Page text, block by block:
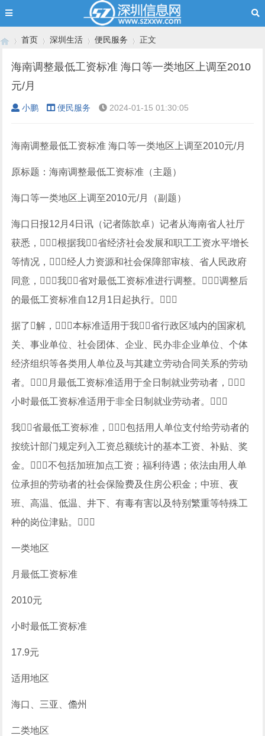
›
首页 深圳生活 便民服务 正文
海南调整最低工资标准 海口等一类地区上调至2010
元/月
小鹏 便民服务 2024-01-15 01:30:05
海南调整最低工资标准 海口等一类地区上调至2010元/月
原标题：海南调整最低工资标准（主题）
海口等一类地区上调至2010元/月（副题）
海口日报12月4日讯（记者陈歆卓）记者从海南省人社厅
获悉，根据我省经济社会发展和职工工资水平增长
等情况，经人力资源和社会保障部审核、省人民政府
同意，我省对最低工资标准进行调整。调整后
的最低工资标准自12月1日起执行。
据了解，本标准适用于我省行政区域内的国家机
关、事业单位、社会团体、企业、民办非企业单位、个体
经济组织等各类用人单位及与其建立劳动合同关系的劳动
者。月最低工资标准适用于全日制就业劳动者，
小时最低工资标准适用于非全日制就业劳动者。
我省最低工资标准，包括用人单位支付给劳动者的
按统计部门规定列入工资总额统计的基本工资、补贴、奖
金。不包括加班加点工资；福利待遇；依法由用人单
位承担的劳动者的社会保险费及住房公积金；中班、夜
班、高温、低温、井下、有毒有害以及特别繁重等特殊工
种的岗位津贴。
一类地区
月最低工资标准
2010元
小时最低工资标准
17.9元
适用地区
海口、三亚、儋州
二类地区